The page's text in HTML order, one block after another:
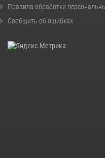
Правила обработки
Сообщить об ошибках